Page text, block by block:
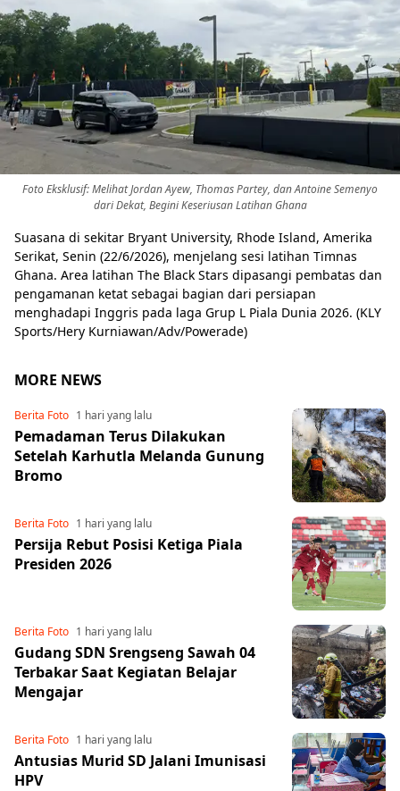
Foto Eksklusif: Melihat Jordan Ayew, Thomas Partey, dan Antoine Semenyo
dari Dekat, Begini Keseriusan Latihan Ghana
Suasana di sekitar Bryant University, Rhode Island, Amerika
Serikat, Senin (22/6/2026), menjelang sesi latihan Timnas
Ghana. Area latihan The Black Stars dipasangi pembatas dan
pengamanan ketat sebagai bagian dari persiapan
menghadapi Inggris pada laga Grup L Piala Dunia 2026. (KLY
Sports/Hery Kurniawan/Adv/Powerade)
MORE NEWS
Berita Foto 1 hari yang lalu
Pemadaman Terus Dilakukan
Setelah Karhutla Melanda Gunung
Bromo
Berita Foto 1 hari yang lalu
Persija Rebut Posisi Ketiga Piala
Presiden 2026
Berita Foto 1 hari yang lalu
Gudang SDN Srengseng Sawah 04
Terbakar Saat Kegiatan Belajar
Mengajar
Berita Foto 1 hari yang lalu
Antusias Murid SD Jalani Imunisasi
HPV
Share to others
Pinterest